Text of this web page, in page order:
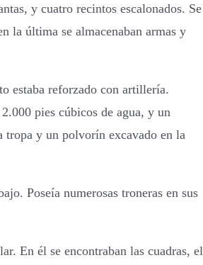
y cuatro recintos escalonados. Se
la última se almacenaban armas y
estaba reforzado con artillería.
pies cúbicos de agua, y un
tropa y un polvorín excavado en la
Poseía numerosas troneras en sus
En él se encontraban las cuadras, el